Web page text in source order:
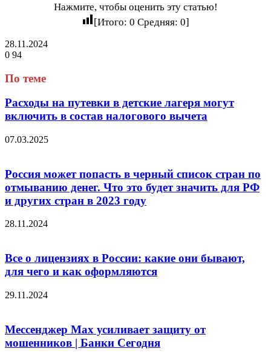
Нажмите, чтобы оценить эту статью!
[Итого: 0 Средняя: 0]
28.11.2024
0 94
через
почту
По теме
Расходы на путевки в детские лагеря могут
включить в состав налогового вычета
07.03.2025
Россия может попасть в черный список стран по
отмыванию денег. Что это будет значить для РФ
и других стран в 2023 году
28.11.2024
Все о лицензиях в России: какие они бывают,
для чего и как оформляются
29.11.2024
Мессенджер Max усиливает защиту от
мошенников | Банки Сегодня